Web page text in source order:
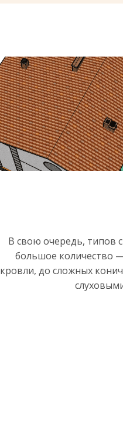
В свою очередь, типов
большое количество
кровли, до сложных